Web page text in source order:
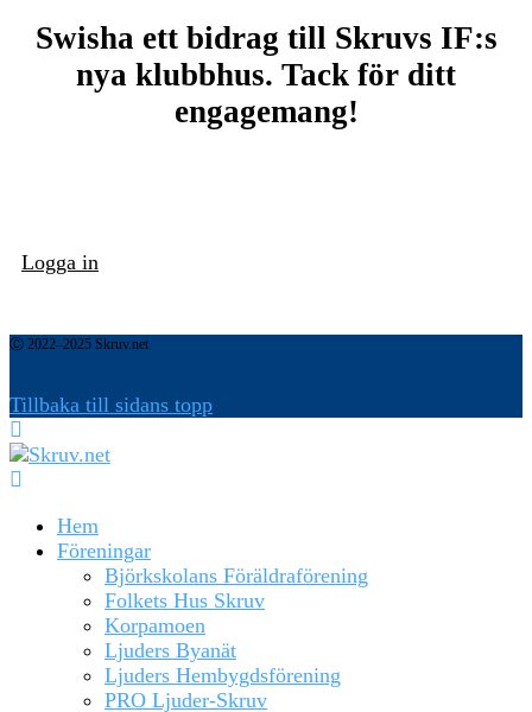
Swisha ett bidrag till Skruvs IF:s
nya klubbhus. Tack för ditt
engagemang!
Logga in
Ⓒ 2022–2025 Skruv.net
Tillbaka till sidans topp
Hem
Föreningar
Björkskolans Föräldraförening
Folkets Hus Skruv
Korpamoen
Ljuders Byanät
Ljuders Hembygdsförening
PRO Ljuder-Skruv